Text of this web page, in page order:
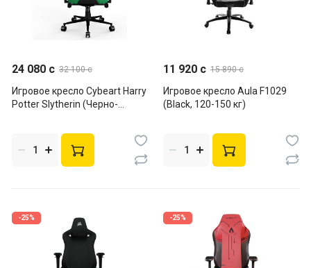
24 080 c 32 100 c
Игровое кресло Cybeart Harry
Potter Slytherin (Черно-
11 920 c 15 890 c
Игровое кресло Aula F1029
(Black, 120-150 кг)
-25% -25%